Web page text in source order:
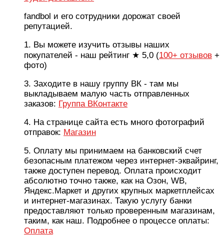
fandbol и его сотрудники дорожат своей
репутацией.
1. Вы можете изучить отзывы наших
покупателей - наш рейтинг ★ 5,0 (100+ отзывов +
фото)
3. Заходите в нашу группу ВК - там мы
выкладываем малую часть отправленных
заказов: Группа ВКонтакте
4. На странице сайта есть много фотографий
отправок: Магазин
5. Оплату мы принимаем на банковский счет
безопасным платежом через интернет-эквайринг,
также доступен перевод. Оплата происходит
абсолютно точно также, как на Озон, WB,
Яндекс.Маркет и других крупных маркетплейсах
и интернет-магазинах. Такую услугу банки
предоставляют только проверенным магазинам,
таким, как наш. Подробнее о процессе оплаты:
Оплата